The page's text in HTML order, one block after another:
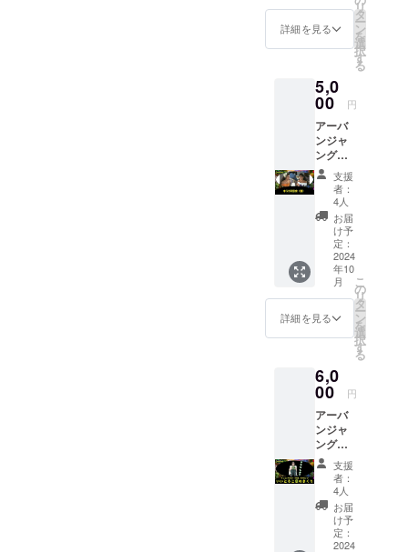
れま
す。 ※1
までが
限界で
す。そ
れ以上
はみん
なで力
を合わ
せま
しょう
※「運ぶ
ため」
だけに
呼ぶ場
合は
「駒沢
大学
駅」か
きます
※量や個
ンツと
相談し
てくだ
さい
プロ
フィー
ルを全
力で添
モテモ
テにし
ます。
プロ
フィー
ル写真
の撮影
も希望
される
方は、
事前に
お申し
出くだ
さい。
※希望が
あれば
マッチ
談をお
話しし
ます。
※備考欄
に名前
を記入
してく
ださ
い。
詳細を見る
リ
タ
ー
ン
を
選
択
す
る
5,0
00 円
アーバ
ンジャ
ングル
史上初
のゆう
こ同窓
会に参
加でき
る権利
我が子
からの
お手
紙、肩
揉み、
手料理
付き
要】 ■
日付
ゆうこ
達と相
談しま
す ■時
間 ゆ
うこ達
と相談
します
■持物
昔の思
い出の
支援
者：
4人
お届
け予
定：
2024
年10
月
詳細を見る
こ
の
リ
タ
ー
ン
を
選
択
す
る
6,0
00 円
アーバ
ンジャ
ングル
メン
バーの
みょん
太郎
が、1時
間全力
であな
支援
者：
4人
お届
け予
定：
2024